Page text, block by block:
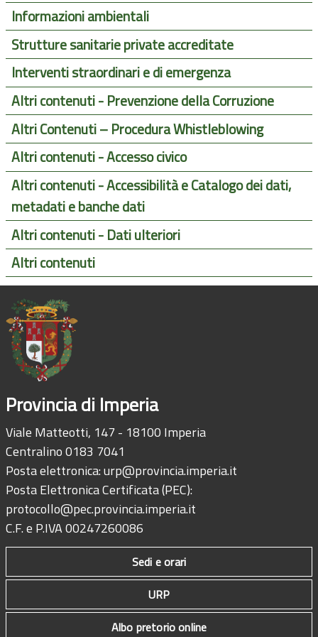
Informazioni ambientali
Strutture sanitarie private accreditate
Interventi straordinari e di emergenza
Altri contenuti - Prevenzione della Corruzione
Altri Contenuti – Procedura Whistleblowing
Altri contenuti - Accesso civico
Altri contenuti - Accessibilità e Catalogo dei dati,
metadati e banche dati
Altri contenuti - Dati ulteriori
Altri contenuti
Provincia di Imperia
Viale Matteotti, 147 - 18100 Imperia
Centralino 0183 7041
Posta elettronica:urp@provincia.imperia.it
Posta Elettronica Certificata (PEC):
protocollo@pec.provincia.imperia.it
C.F. e P.IVA 00247260086
Sedi e orari
URP
Albo pretorio online